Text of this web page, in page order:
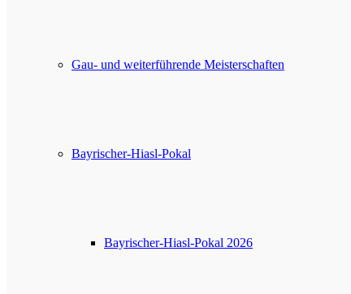
Gau- und weiterführende Meisterschaften
Bayrischer-Hiasl-Pokal
Bayrischer-Hiasl-Pokal 2026